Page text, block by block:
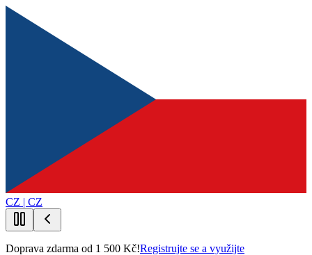
CZ | CZ
Doprava zdarma od 1 500 Kč!Registrujte se a využijte